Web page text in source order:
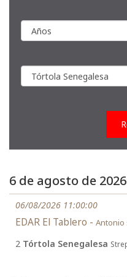
6 de agosto de 2026
06/08/2026 11:00:00
EDAR El Tablero - Antonio
2 Tórtola Senegalesa